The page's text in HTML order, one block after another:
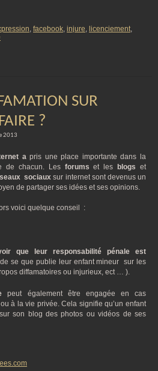
, facebook, injure, licenciement,
SUR
?
2013
apris une place importante dans la
de chacun. Les forums et les blogs et
sociaux sur internet sont devenus un
de partager ses idées et ses opinions.
voici quelque conseil :
que leur
responsabilité pénale est
se que publie leur enfant mineur sur les
diffamatoires ou injurieux, ect … ).
peut également être engagée en cas
à la vie privée. Cela signifie qu’un enfant
son blog des photos ou vidéos de ses